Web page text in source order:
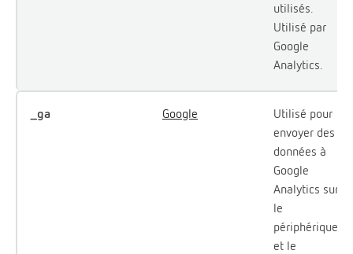
utilisés.
Utilisé par
Google
Analytics.
_ga Google
Utilisé pour
envoyer des
données à
Google
Analytics sur
le
périphérique
et le